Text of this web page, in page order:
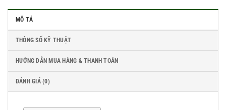
MÔ TẢ
THÔNG SỐ KỸ THUẬT
HƯỚNG DẪN MUA HÀNG & THANH TOÁN
ĐÁNH GIÁ (0)